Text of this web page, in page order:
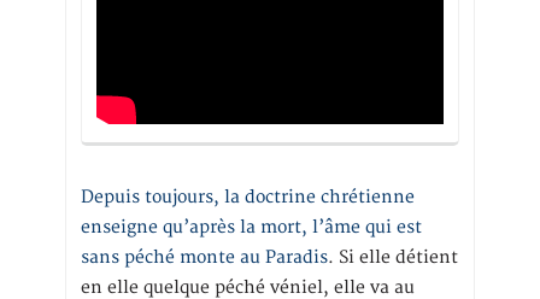
Depuis toujours, la doctrine chrétienne
enseigne qu’après la mort, l’âme qui est
sans péché monte au Paradis. Si elle détient
en elle quelque péché véniel, elle va au